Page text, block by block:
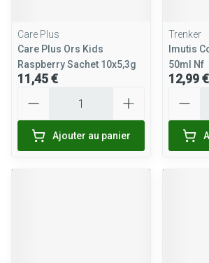
Care Plus
Care Plus Ors Kids
Raspberry Sachet 10x5,3g
11,45 €
Ajouter au panier
Trenker
Imutis
50ml Nf
12,99 €